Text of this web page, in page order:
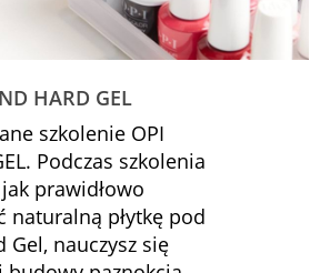
HARD GEL
szkolenie OPI
Podczas szkolenia
prawidłowo
naturalną płytkę pod
Gel, nauczysz się